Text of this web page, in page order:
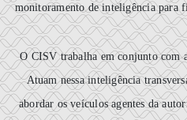
monitoramento de inteligência para
O CISV trabalha em conjunto com
Atuam nessa inteligência
abordar os veículos agentes da